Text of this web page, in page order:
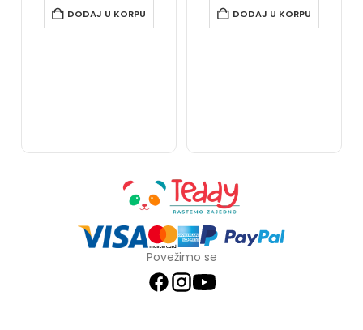
DODAJ U KORPU DODAJ U KORPU
Povežimo se